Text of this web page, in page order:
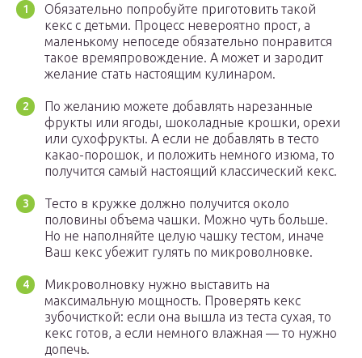
Обязательно попробуйте приготовить такой
кекс с детьми. Процесс невероятно прост, а
маленькому непоседе обязательно понравится
такое времяпровождение. А может и зародит
желание стать настоящим кулинаром.
По желанию можете добавлять нарезанные
фрукты или ягоды, шоколадные крошки, орехи
или сухофрукты. А если не добавлять в тесто
какао-порошок, и положить немного изюма, то
получится самый настоящий классический кекс.
Тесто в кружке должно получится около
половины объема чашки. Можно чуть больше.
Но не наполняйте целую чашку тестом, иначе
Ваш кекс убежит гулять по микроволновке.
Микроволновку нужно выставить на
максимальную мощность. Проверять кекс
зубочисткой: если она вышла из теста сухая, то
кекс готов, а если немного влажная — то нужно
допечь.